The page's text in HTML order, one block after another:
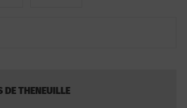
DE THENEUILLE